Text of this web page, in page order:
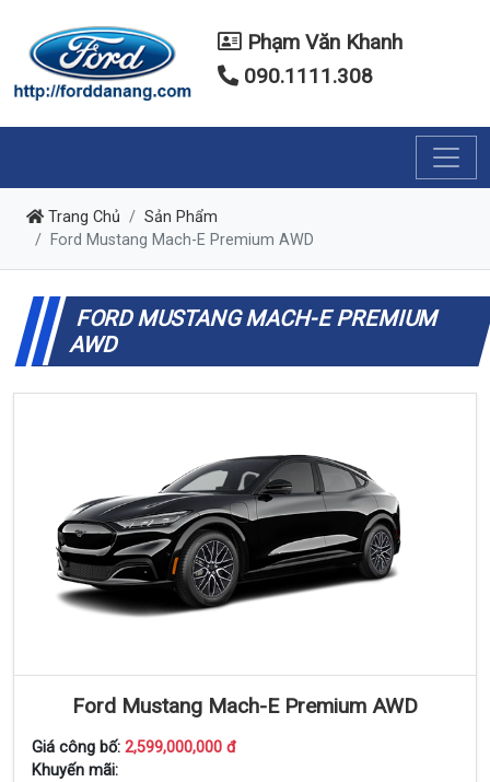
Phạm Văn Khanh
090.1111.308
Trang Chủ
Sản Phẩm
Ford Mustang Mach-E Premium AWD
FORD MUSTANG MACH-E PREMIUM
AWD
Ford Mustang Mach-E Premium AWD
Giá công bố: 2,599,000,000 đ
Khuyến mãi: